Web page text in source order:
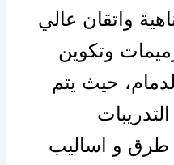
واتقان عالي
وتكوين
حيث يتم
طرق و اساليب